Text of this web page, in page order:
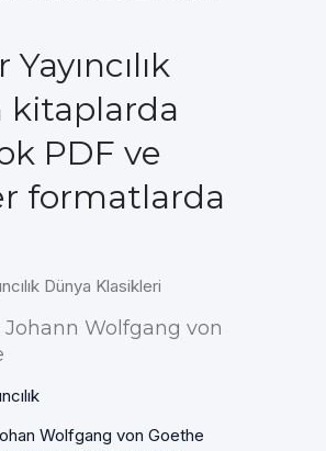
PDF ve
formatlarda
Dünya Klasikleri
Johann Wolfgang von
Wolfgang von Goethe